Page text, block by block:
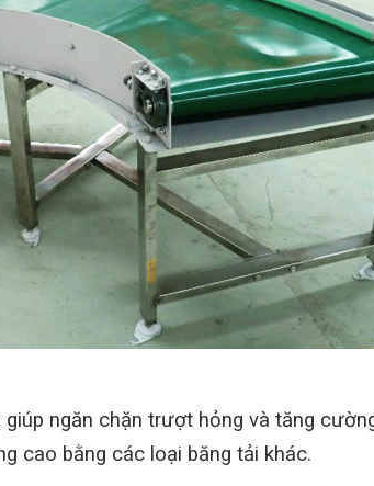
ngăn chặn trượt hỏng và tăng
cao bằng các loại băng tải khác.